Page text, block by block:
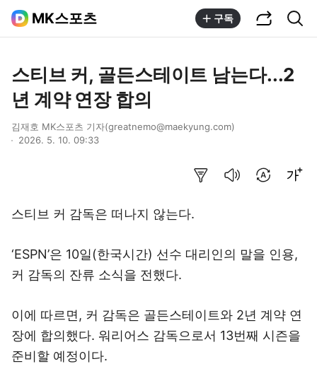
MK스포츠 구독
스티브 커, 골든스테이트 남는다...2
년 계약 연장 합의
김재호 MK스포츠 기자(greatnemo@maekyung.com)
2026. 5. 10. 09:33
스티브 커 감독은 떠나지 않는다.
‘ESPN’은 10일(한국시간) 선수 대리인의 말을 인용,
커 감독의 잔류 소식을 전했다.
이에 따르면, 커 감독은 골든스테이트와 2년 계약 연
장에 합의했다. 워리어스 감독으로서 13번째 시즌을
준비할 예정이다.